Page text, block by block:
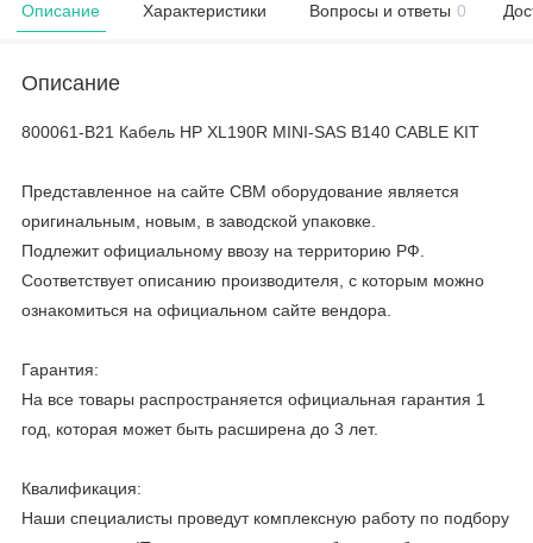
Описание Характеристики Вопросы и ответы 0
Описание
800061-B21 Кабель HP XL190R MINI-SAS B140 CABLE KIT
Представленное на сайте CBM оборудование является
оригинальным, новым, в заводской упаковке.
Подлежит официальному ввозу на территорию РФ.
Соответствует описанию производителя, с которым можно
ознакомиться на официальном сайте вендора.
Гарантия:
На все товары распространяется официальная гарантия 1
год, которая может быть расширена до 3 лет.
Квалификация:
Наши специалисты проведут комплексную работу по подбору